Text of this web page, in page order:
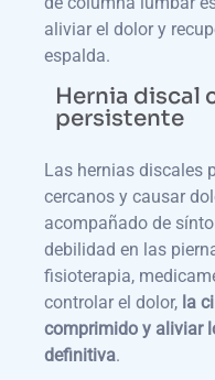
aliviar el dolor y
espalda.
Hernia discal
persistente
Las hernias discales
cercanos y causar
acompañado de
debilidad en las
fisioterapia,
controlar el dolor, la
comprimido y aliviar
definitiva.